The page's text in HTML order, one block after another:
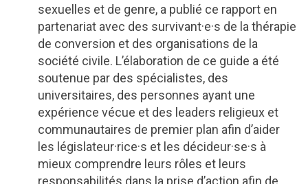
sexuelles et de genre, a publié ce rapport en
partenariat avec des survivant·e·s de la thérapie
de conversion et des organisations de la
société civile. L’élaboration de ce guide a été
soutenue par des spécialistes, des
universitaires, des personnes ayant une
expérience vécue et des leaders religieux et
communautaires de premier plan afin d’aider
les législateur·rice·s et les décideur·se·s à
mieux comprendre leurs rôles et leurs
responsabilités dans la prise d’action afin de